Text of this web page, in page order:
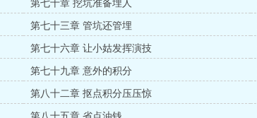
第七十章 挖坑准备埋人
第七十三章 管坑还管埋
第七十六章 让小姑发挥演技
第七十九章 意外的积分
第八十二章 抠点积分压压惊